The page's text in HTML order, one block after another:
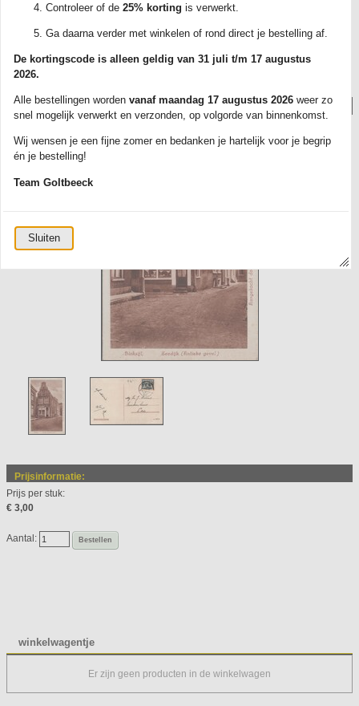
Bij bestellingen vanaf EUR 35,- verzenden we gratis als brievenbuspakketje
beschermhoesje.
Ontdek ons ruime aanbod en bestel vandaag nog jouw favoriete kaarten!
Foto('s):
Prijsinformatie:
Prijs per stuk:
€ 3,00
Aantal: Bestellen
winkelwagentje
Er zijn geen producten in de winkelwagen
Controleer of de 25% korting is verwerkt.
Ga daarna verder met winkelen of rond direct je bestelling af.
De kortingscode is alleen geldig van 31 juli t/m 17 augustus
2026.
Alle bestellingen worden vanaf maandag 17 augustus 2026weer zo
snel mogelijk verwerkt en verzonden, op volgorde van binnenkomst.
Wij wensen je een fijne zomer en bedanken je hartelijk voor je begrip
én je bestelling!
Team Goltbeeck
Sluiten